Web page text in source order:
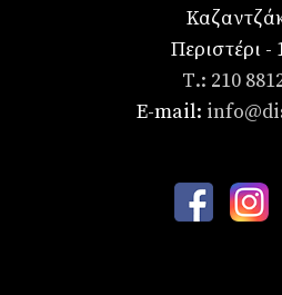
Περιστέρι -
Τ.: 210
E-mail: